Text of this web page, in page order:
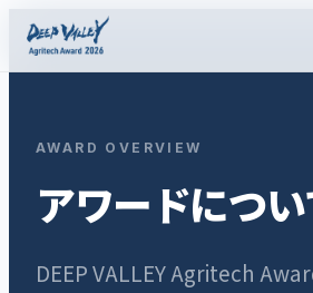
AWARD OVERVIEW
アワードについ
DEEP VALLEY Agritech